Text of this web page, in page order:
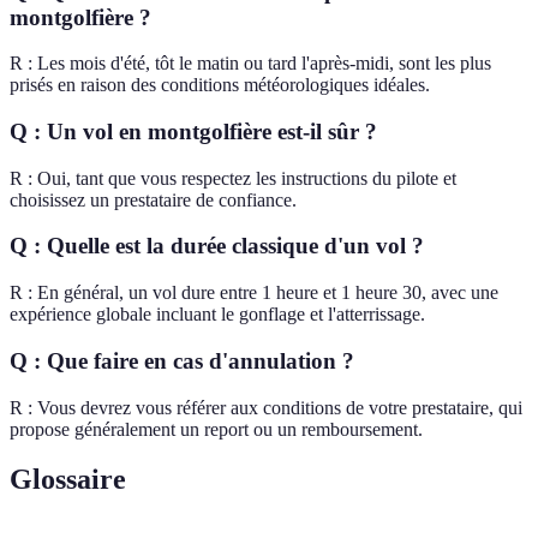
montgolfière ?
R : Les mois d'été, tôt le matin ou tard l'après-midi, sont les plus
prisés en raison des conditions météorologiques idéales.
Q : Un vol en montgolfière est-il sûr ?
R : Oui, tant que vous respectez les instructions du pilote et
choisissez un prestataire de confiance.
Q : Quelle est la durée classique d'un vol ?
R : En général, un vol dure entre 1 heure et 1 heure 30, avec une
expérience globale incluant le gonflage et l'atterrissage.
Q : Que faire en cas d'annulation ?
R : Vous devrez vous référer aux conditions de votre prestataire, qui
propose généralement un report ou un remboursement.
Glossaire